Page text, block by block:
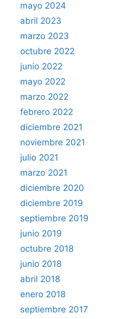
mayo 2024
abril 2023
marzo 2023
octubre 2022
junio 2022
mayo 2022
marzo 2022
febrero 2022
diciembre 2021
noviembre 2021
julio 2021
marzo 2021
diciembre 2020
diciembre 2019
septiembre 2019
junio 2019
octubre 2018
junio 2018
abril 2018
enero 2018
septiembre 2017